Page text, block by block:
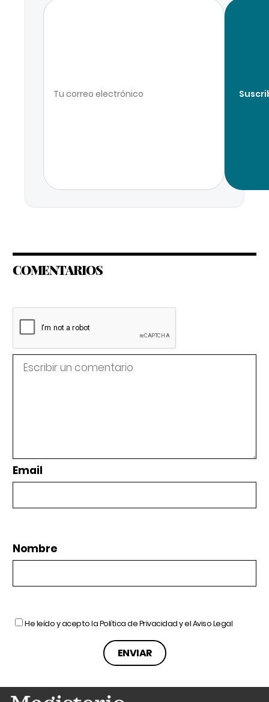
COMENTARIOS
Email
Nombre
He leído y acepto laPolítica de Privacidady elAviso Legal